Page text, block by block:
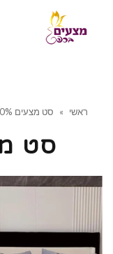
ראשי » סט מצעים 100% כותנה אורגנית אורכיד
סט